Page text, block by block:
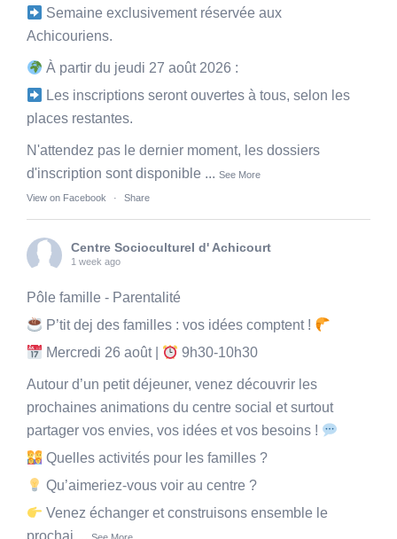
Semaine exclusivement réservée aux
Achicouriens.
À partir du jeudi 27 août 2026 :
Les inscriptions seront ouvertes à tous, selon les
places restantes.
N'attendez pas le dernier moment, les dossiers
d'inscription sont disponible ... See More
View on Facebook · Share
Centre Socioculturel d' Achicourt
1 week ago
Pôle famille - Parentalité
P’tit dej des familles : vos idées comptent !
Mercredi 26 août |
9h30-10h30
Autour d’un petit déjeuner, venez découvrir les
prochaines animations du centre social et surtout
partager vos envies, vos idées et vos besoins !
Quelles activités pour les familles ?
Qu’aimeriez-vous voir au centre ?
Venez échanger et construisons ensemble le